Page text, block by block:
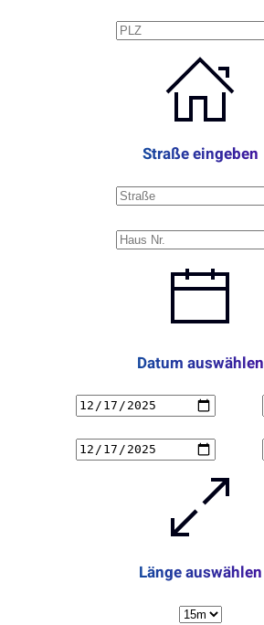
Straße eingeben
Datum auswählen
Länge auswählen